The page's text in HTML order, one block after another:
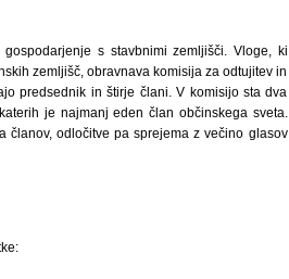
s stavbnimi zemljišči. Vloge, ki
zemljišč, obravnava komisija za odtujitev in
predsednik in štirje člani. V komisijo sta dva
je najmanj eden član občinskega sveta.
članov, odločitve pa sprejema z večino glasov